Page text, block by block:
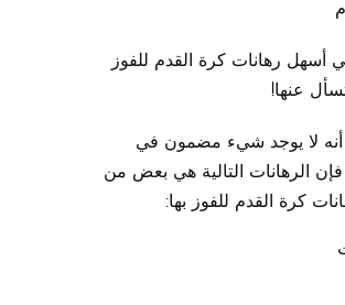
أسهل رهانات كرة القدم للفوز
عنها!
لا يوجد شيء مضمون في
فإن الرهانات التالية هي بعض من
كرة القدم للفوز بها: